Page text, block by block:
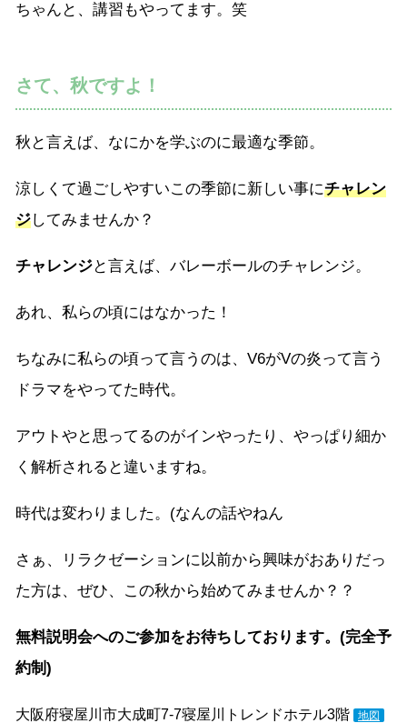
ちゃんと、講習もやってます。笑
さて、秋ですよ！
秋と言えば、なにかを学ぶのに最適な季節。
涼しくて過ごしやすいこの季節に新しい事にチャレン
ジしてみませんか？
チャレンジと言えば、バレーボールのチャレンジ。
あれ、私らの頃にはなかった！
ちなみに私らの頃って言うのは、V6がVの炎って言う
ドラマをやってた時代。
アウトやと思ってるのがインやったり、やっぱり細か
く解析されると違いますね。
時代は変わりました。(なんの話やねん
さぁ、リラクゼーションに以前から興味がおありだっ
た方は、ぜひ、この秋から始めてみませんか？？
無料説明会へのご参加をお待ちしております。(完全予
約制)
大阪府寝屋川市大成町7-7寝屋川トレンドホテル3階 地図